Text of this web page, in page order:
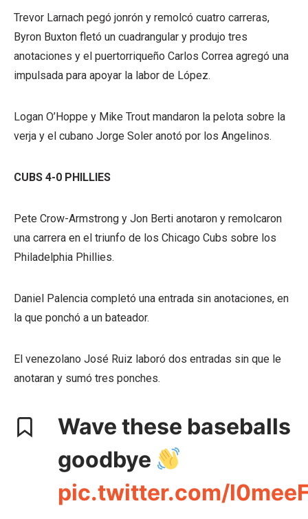
Trevor Larnach pegó jonrón y remolcó cuatro carreras,
Byron Buxton fletó un cuadrangular y produjo tres
anotaciones y el puertorriqueño Carlos Correa agregó una
impulsada para apoyar la labor de López.
Logan O’Hoppe y Mike Trout mandaron la pelota sobre la
verja y el cubano Jorge Soler anotó por los Angelinos.
CUBS 4-0 PHILLIES
Pete Crow-Armstrong y Jon Berti anotaron y remolcaron
una carrera en el triunfo de los Chicago Cubs sobre los
Philadelphia Phillies.
Daniel Palencia completó una entrada sin anotaciones, en
la que ponchó a un bateador.
El venezolano José Ruiz laboró dos entradas sin que le
anotaran y sumó tres ponches.
Wave these baseballs
goodbye
pic.twitter.com/